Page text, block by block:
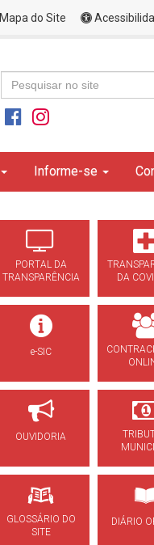
Mapa do Site
Informe-se
PORTAL DA
TRANSPARÊNCIA
DA
e-SIC
OUVIDORIA
GLOSSÁRIO DO
SITE
DIÁRIO